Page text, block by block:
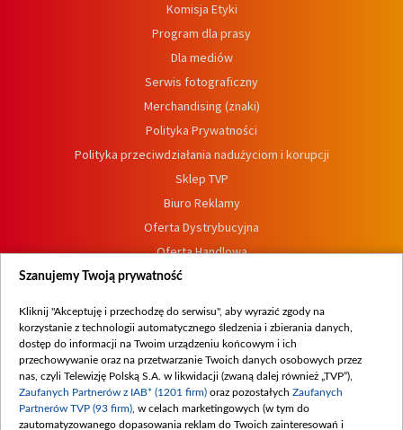
Komisja Etyki
Program dla prasy
Dla mediów
Serwis fotograficzny
Merchandising (znaki)
Polityka Prywatności
Polityka przeciwdziałania nadużyciom i korupcji
Sklep TVP
Biuro Reklamy
Oferta Dystrybucyjna
Oferta Handlowa
Dostępność
Procedura zgłoszeń wewnętrznych
Szanujemy Twoją prywatność
Kliknij "Akceptuję i przechodzę do serwisu", aby wyrazić zgody na
korzystanie z technologii automatycznego śledzenia i zbierania danych,
dostęp do informacji na Twoim urządzeniu końcowym i ich
przechowywanie oraz na przetwarzanie Twoich danych osobowych przez
nas, czyli Telewizję Polską S.A. w likwidacji (zwaną dalej również „TVP”),
Zaufanych Partnerów z IAB* (1201 firm) oraz pozostałych Zaufanych
Partnerów TVP (93 firm) , w celach marketingowych (w tym do
zautomatyzowanego dopasowania reklam do Twoich zainteresowań i